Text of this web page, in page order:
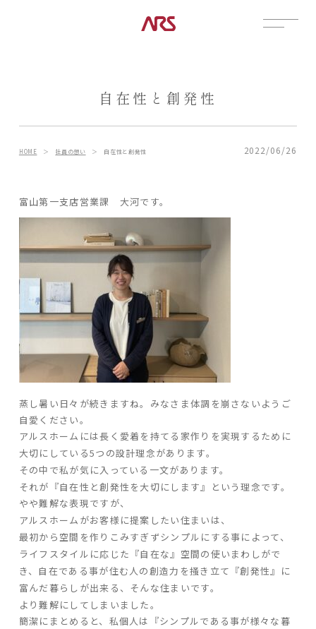
資料請求
CONTENTS
ARS HOMEとは
- 設計コンセプト
デザイン
- 空間デザイン
- 内観デザイン
- 生活デザイン
- 外構デザイン
性能
- 高断熱性能
- 高耐震性能
- 高耐久性能
POSTS
コラム
インタビュー
お知らせ
ブログ
自在性と創発性
HOME ＞ 社員の想い ＞ 自在性と創発性 2022/06/26
富山第一支店営業課 大河です。
蒸し暑い日々が続きますね。みなさま体調を崩さないようご
自愛ください。
アルスホームには長く愛着を持てる家作りを実現するために
大切にしている5つの設計理念があります。
その中で私が気に入っている一文があります。
それが『自在性と創発性を大切にします』という理念です。
やや難解な表現ですが、
アルスホームがお客様に提案したい住まいは、
最初から空間を作りこみすぎずシンプルにする事によって、
ライフスタイルに応じた『自在な』空間の使いまわしがで
き、自在である事が住む人の創造力を掻き立て『創発性』に
富んだ暮らしが出来る、そんな住まいです。
より難解にしてしまいました。
簡潔にまとめると、私個人は『シンプルである事が様々な暮